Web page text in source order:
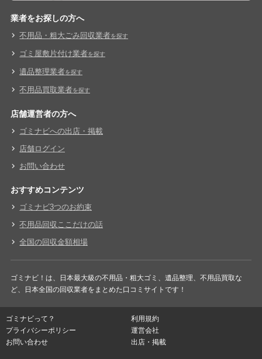
業者をお探しの方へ
不用品・粗大ごみ回収業者を探す
ゴミ屋敷片付け業者を探す
遺品整理業者を探す
不用品買取業者を探す
店舗運営者の方へ
ゴミナビへの出店・掲載
店舗ログイン
お問い合わせ
おすすめコンテンツ
ゴミナビ3つのお約束
不用品回収ここだけの話
全国の回収金額相場
ゴミナビ！は、日本最大級の不用品・粗大ゴミ、遺品整理、不用品買取な
ど、日本全国の回収業者をまとめた口コミサイトです！
ゴミナビって？
利用規約
プライバシーポリシー
運営会社
お問い合わせ
出店・掲載